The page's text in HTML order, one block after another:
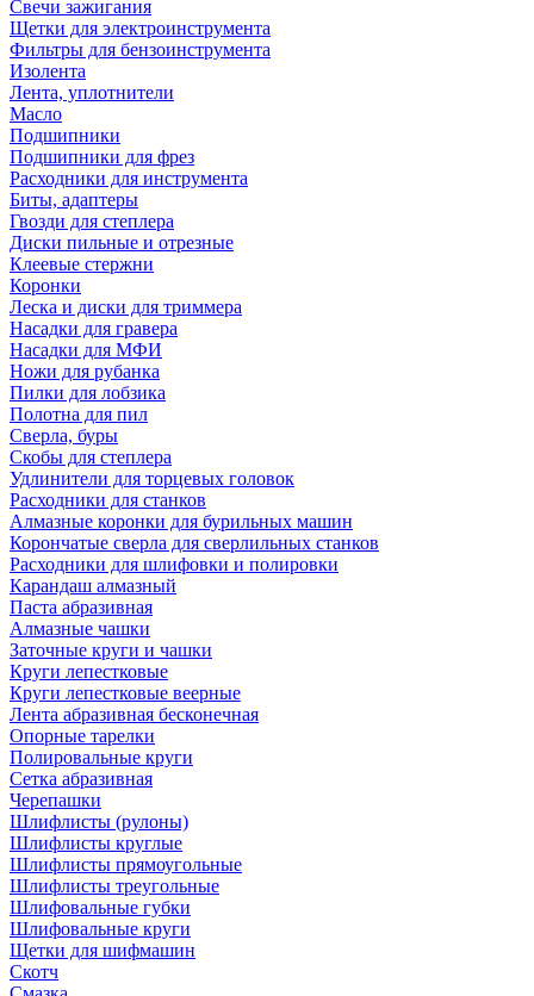
Свечи зажигания
Щетки для электроинструмента
Фильтры для бензоинструмента
Изолента
Лента, уплотнители
Масло
Подшипники
Подшипники для фрез
Расходники для инструмента
Биты, адаптеры
Гвозди для степлера
Диски пильные и отрезные
Клеевые стержни
Коронки
Леска и диски для триммера
Насадки для гравера
Насадки для МФИ
Ножи для рубанка
Пилки для лобзика
Полотна для пил
Сверла, буры
Скобы для степлера
Удлинители для торцевых головок
Расходники для станков
Алмазные коронки для бурильных машин
Корончатые сверла для сверлильных станков
Расходники для шлифовки и полировки
Карандаш алмазный
Паста абразивная
Алмазные чашки
Заточные круги и чашки
Круги лепестковые
Круги лепестковые веерные
Лента абразивная бесконечная
Опорные тарелки
Полировальные круги
Сетка абразивная
Черепашки
Шлифлисты (рулоны)
Шлифлисты круглые
Шлифлисты прямоугольные
Шлифлисты треугольные
Шлифовальные губки
Шлифовальные круги
Щетки для шифмашин
Скотч